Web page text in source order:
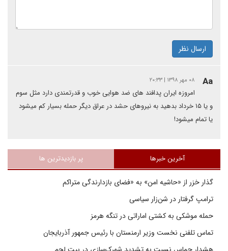
ارسال نظر
Aa ۰۸ مهر ۱۳۹۸ | ۲۰:۳۳
امروزه ایران پدافند های ضد هوایی خوب و قدرتمندی دارد مثل سوم
و یا ۱۵ خرداد بدهید به نیروهای حشد در عراق دیگر حمله بسیار کم میشود
یا تمام میشود!
آخرین خبرها پر بازدیدترین ها
گذار خزر از «حاشیه امن» به «فضای بازدارندگی متراکم
ترامپ گرفتار در شن‌زار سیاسی
حمله موشکی به کشتی اماراتی در تنگه هرمز
تماس تلفنی نخست وزیر ارمنستان با رئیس جمهور آذربایجان